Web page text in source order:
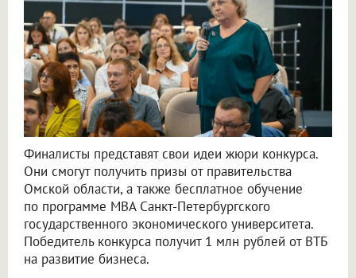
Финалисты представят свои идеи жюри конкурса.
Они смогут получить призы от правительства
Омской области, а также бесплатное обучение
по программе MBA Санкт-Петербургского
государственного экономического университета.
Победитель конкурса получит 1 млн рублей от ВТБ
на развитие бизнеса.